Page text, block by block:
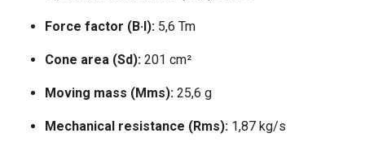
Force factor (B·I): 5,6 Tm
Cone area (Sd): 201 cm²
Moving mass (Mms): 25,6 g
Mechanical resistance (Rms): 1,87 kg/s